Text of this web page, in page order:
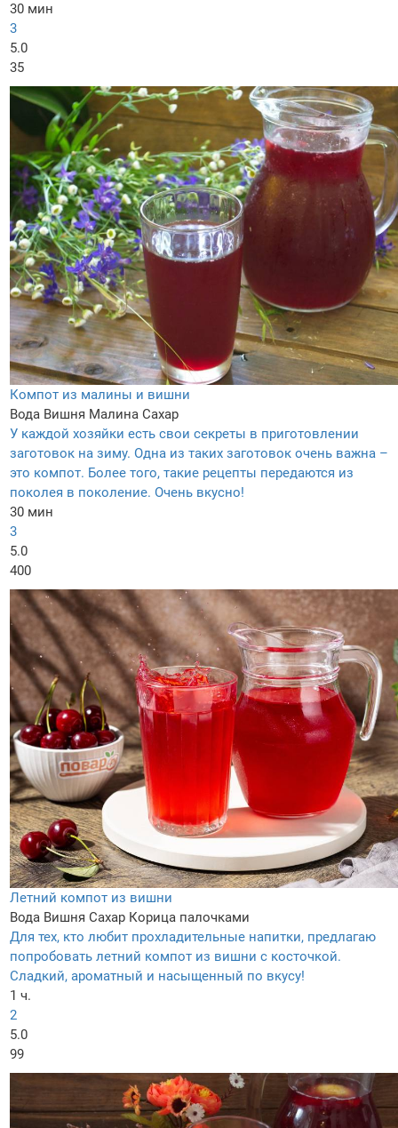
30 мин
3
5.0
35
Компот из малины и вишни
Вода Вишня Малина Сахар
У каждой хозяйки есть свои секреты в приготовлении
заготовок на зиму. Одна из таких заготовок очень важна –
это компот. Более того, такие рецепты передаются из
поколея в поколение. Очень вкусно!
30 мин
3
5.0
400
Летний компот из вишни
Вода Вишня Сахар Корица палочками
Для тех, кто любит прохладительные напитки, предлагаю
попробовать летний компот из вишни с косточкой.
Сладкий, ароматный и насыщенный по вкусу!
1 ч.
2
5.0
99